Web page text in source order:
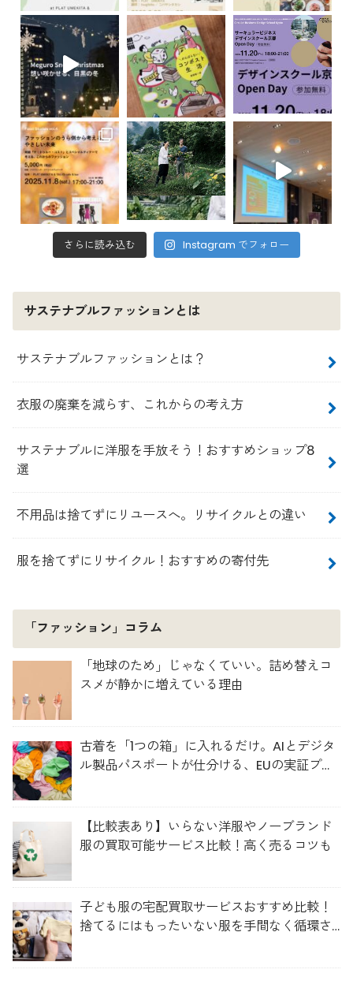
さらに読み込む Instagram でフォロー
サステナブルファッションとは
サステナブルファッションとは？
衣服の廃棄を減らす、これからの考え方
サステナブルに洋服を手放そう！おすすめショップ8
選
不用品は捨てずにリユースへ。リサイクルとの違い
服を捨てずにリサイクル！おすすめの寄付先
「ファッション」コラム
「地球のため」じゃなくていい。詰め替えコ
スメが静かに増えている理由
古着を「1つの箱」に入れるだけ。AIとデジタ
ル製品パスポートが仕分ける、EUの実証プロ
【比較表あり】いらない洋服やノーブランド
服の買取可能サービス比較！高く売るコツも
子ども服の宅配買取サービスおすすめ比較！
捨てるにはもったいない服を手間なく循環さ